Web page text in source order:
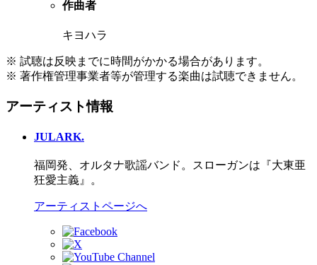
作曲者
キヨハラ
※ 試聴は反映までに時間がかかる場合があります。
※ 著作権管理事業者等が管理する楽曲は試聴できません。
アーティスト情報
JULARK.
福岡発、オルタナ歌謡バンド。スローガンは『大東亜
狂愛主義』。
アーティストページへ